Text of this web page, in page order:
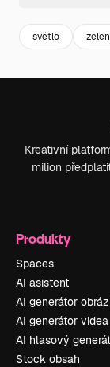
světlo
Kreativní
milion
Produkty
Spaces
AI asistent
AI generátor
AI generátor videa
AI hlasový
Stock obsah